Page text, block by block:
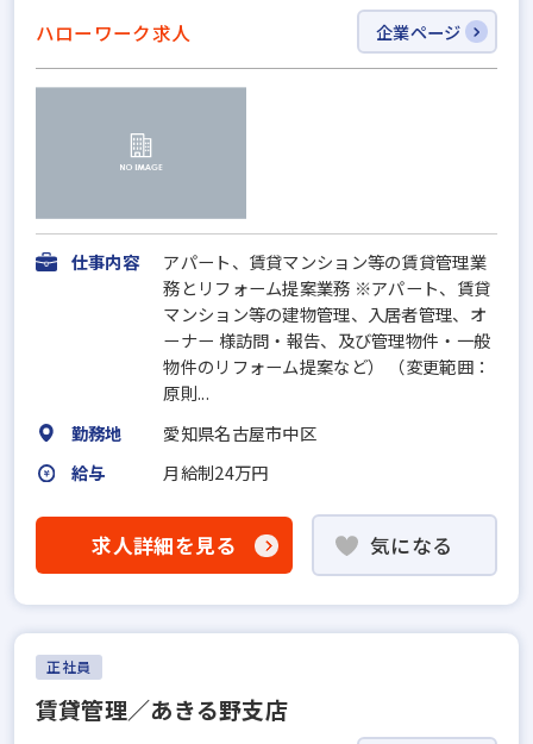
ハローワーク求人 企業ページ
仕事内容
アパート、賃貸マンション等の賃貸管理業
務とリフォーム提案業務 ※アパート、賃貸
マンション等の建物管理、入居者管理、オ
ーナー 様訪問・報告、及び管理物件・一般
物件のリフォーム提案など） （変更範囲：
原則...
勤務地
愛知県名古屋市中区
給与
月給制24万円
求人詳細を見る 気になる
正社員
賃貸管理／あきる野支店